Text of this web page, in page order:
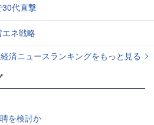
代直撃
ネ戦略
経済ニュースランキングをもっと見る
を検討か